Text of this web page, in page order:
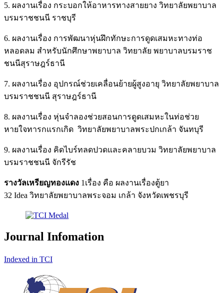
5. ผลงานเรื่อง กระบอกให้อาหารทางสายยาง วิทยาลัยพยาบาล
บรมราชชนนี ราชบุรี
6. ผลงานเรื่อง การพัฒนาหุ่นฝึกทักษะการดูดเสมหะทางท่อ
หลอดลม สําหรับนักศึกษาพยาบาล วิทยาลัย พยาบาลบรมราช
ชนนีสุราษฎร์ธานี
7. ผลงานเรื่อง อุปกรณ์ช่วยเคลื่อนย้ายผู้สูงอายุ วิทยาลัยพยาบาล
บรมราชชนนี สุราษฎร์ธานี
8. ผลงานเรื่อง หุ่นจําลองช่วยสอนการดูดเสมหะในท่อช่วย
หายใจทารกแรกเกิด วิทยาลัยพยาบาลพระปกเกล้า จันทบุรี
9. ผลงานเรื่อง คิดไบร์ทลดปวดและคลายบวม วิทยาลัยพยาบาล
บรมราชชนนี จักรีรัช
รางวัลเหรียญทองแดง 1เรื่อง คือ ผลงานเรื่องตู้ยา
32 Idea วิทยาลัยพยาบาลพระจอม เกล้า จังหวัดเพชรบุรี
Journal Infomation
Indexed in TCI